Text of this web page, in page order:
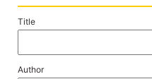
Title
Author